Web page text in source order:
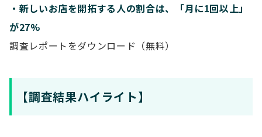
・新しいお店を開拓する人の割合は、「月に1回以上」
が27%
調査レポートをダウンロード（無料）
【調査結果ハイライト】